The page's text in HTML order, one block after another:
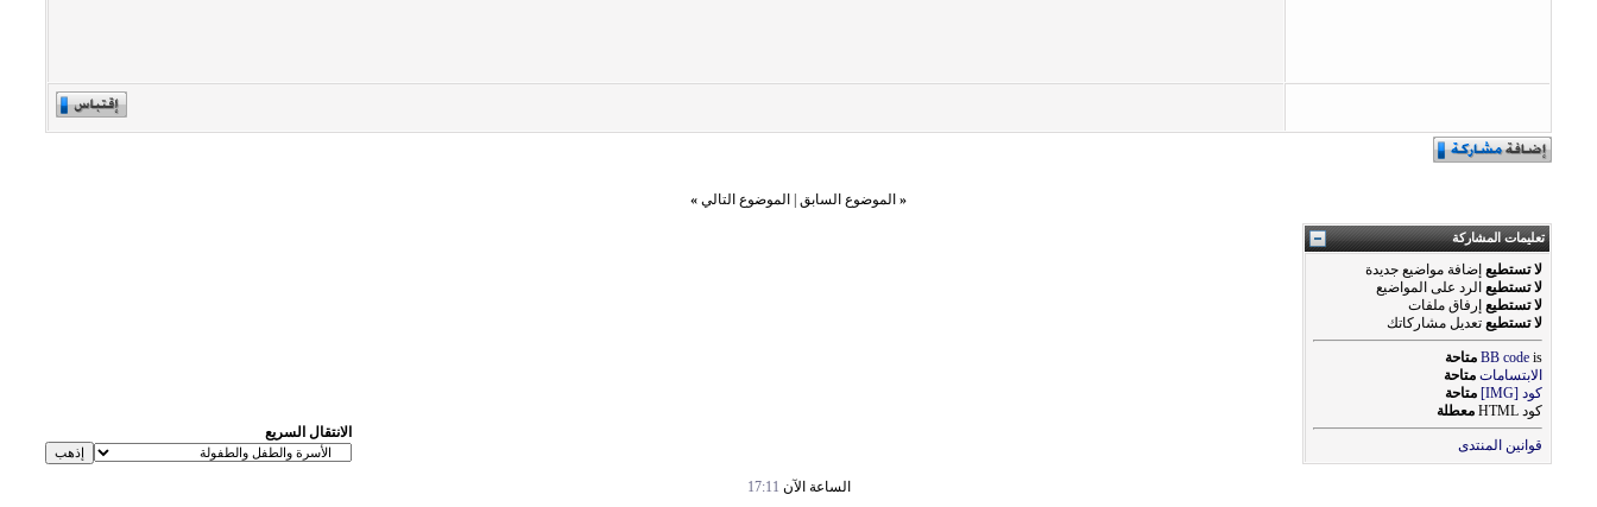
« الموضوع السابق الموضوع التالي »
تعليمات المشاركة
لا تستطيع إضافة مواضيع جديدة
لا تستطيع الرد على المواضيع
لا تستطيع إرفاق ملفات
لا تستطيع تعديل مشاركاتك
BB code is
متاحة
الابتسامات متاحة
كود [IMG]
متاحة
كود HTML
معطلة
قوانين المنتدى
الانتقال السريع
الساعة الآن 17:11